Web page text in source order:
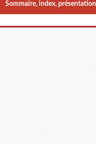
Sommaire, index, présentation